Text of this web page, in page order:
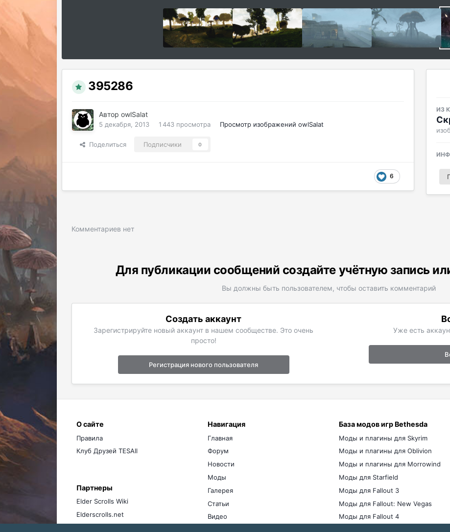
395286
Автор owlSalat
5 декабря, 2013 1 443 просмотра Просмотр изображений owlSalat
Поделиться Подписчики 0
6
ИЗ
Комментариев нет
Для публикации сообщений создайте учётную запись
Вы должны быть пользователем, чтобы оставить комментарий
Создать аккаунт
Зарегистрируйте новый аккаунт в нашем сообществе. Это очень
просто!
Регистрация нового пользователя
Уже есть
О сайте
Правила
Клуб Друзей TESAll
Партнеры
Elder Scrolls Wiki
Elderscrolls.net
Навигация
Главная
Форум
Новости
Моды
Галерея
Статьи
Видео
База модов игр Bethesda
Моды и плагины для Skyrim
Моды и плагины для Oblivion
Моды и плагины для Morrowind
Моды для Starfield
Моды для Fallout 3
Моды для Fallout: New Vegas
Моды для Fallout 4